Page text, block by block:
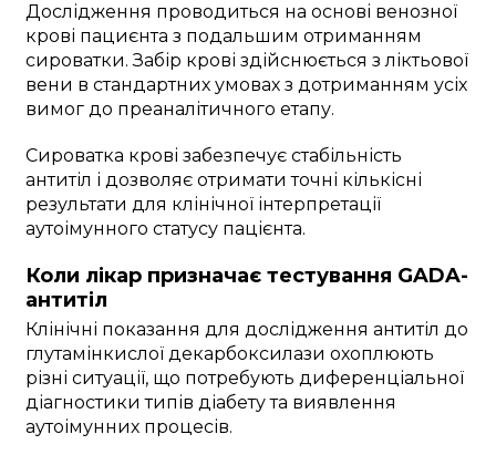
Дослідження проводиться на основі венозної
крові пациєнта з подальшим отриманням
сироватки. Забір крові здійснюється з ліктьової
вени в стандартних умовах з дотриманням усіх
вимог до преаналітичного етапу.
Сироватка крові забезпечує стабільність
антитіл і дозволяє отримати точні кількісні
результати для клінічної інтерпретації
аутоімунного статусу пацієнта.
Коли лікар призначає тестування GADA-
антитіл
Клінічні показання для дослідження антитіл до
глутамінкислої декарбоксилази охоплюють
різні ситуації, що потребують диференціальної
діагностики типів діабету та виявлення
аутоімунних процесів.